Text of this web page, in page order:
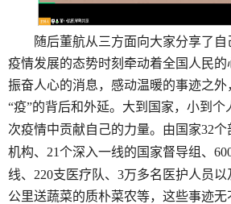
随后董航从三方面向大家分享了
疫情发展的态势时刻牵动着全国人民
振奋人心的消息，感动温暖的事迹之
“疫”的背后和外延。大到国家，小到
次疫情中贡献自己的力量。由国家32个
机构、 21个深入一线的国家督导组、 6
线、 220支医疗队、 3万多名医护人员
公里送蔬菜的质朴菜农等，这些事迹